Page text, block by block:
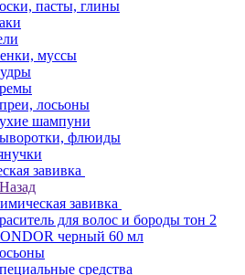
пасты, глины
муссы
лосьоны
шампуни
флюиды
завивка
Назад
завивка
для волос и бороды тон 2
черный 60 мл
средства